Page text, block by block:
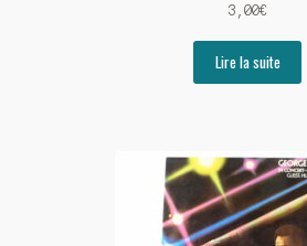
3,00€
Lire la suite